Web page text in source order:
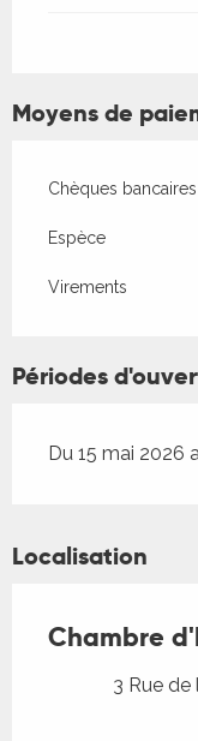
Moyens de
Chèques bancaires
Espèce
Virements
Périodes
Du 15 mai 2026
Localisation
Chambre
3 Rue de